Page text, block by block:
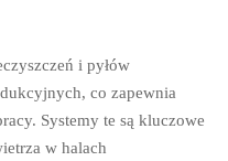
i pyłów
co zapewnia
Systemy te są kluczowe
w halach